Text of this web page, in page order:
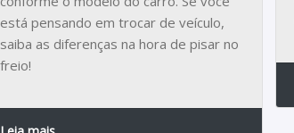
está pensando em trocar de veículo,
saiba as diferenças na hora de pisar no
freio!